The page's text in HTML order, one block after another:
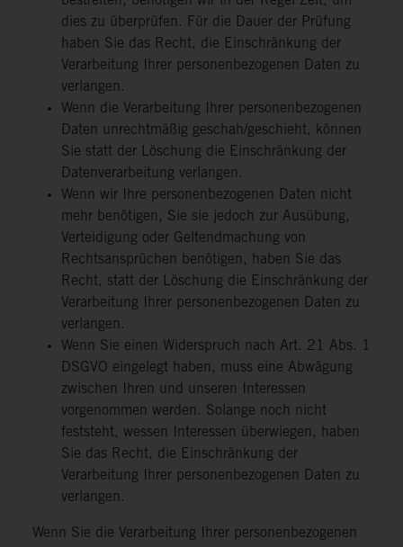
dies zu überprüfen. Für die Dauer der Prüfung
haben Sie das Recht, die Einschränkung der
Verarbeitung Ihrer personenbezogenen Daten zu
verlangen.
Wenn die Verarbeitung Ihrer personenbezogenen
Daten unrechtmäßig geschah/geschieht, können
Sie statt der Löschung die Einschränkung der
Datenverarbeitung verlangen.
Wenn wir Ihre personenbezogenen Daten nicht
mehr benötigen, Sie sie jedoch zur Ausübung,
Verteidigung oder Geltendmachung von
Rechtsansprüchen benötigen, haben Sie das
Recht, statt der Löschung die Einschränkung der
Verarbeitung Ihrer personenbezogenen Daten zu
verlangen.
Wenn Sie einen Widerspruch nach Art. 21 Abs. 1
DSGVO eingelegt haben, muss eine Abwägung
zwischen Ihren und unseren Interessen
vorgenommen werden. Solange noch nicht
feststeht, wessen Interessen überwiegen, haben
Sie das Recht, die Einschränkung der
Verarbeitung Ihrer personenbezogenen Daten zu
verlangen.
Wenn Sie die Verarbeitung Ihrer personenbezogenen